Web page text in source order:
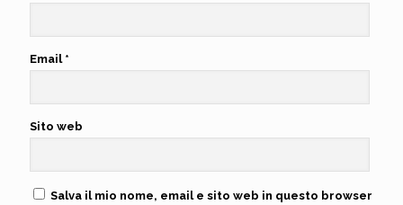
Email *
Sito web
Salva il mio nome, email e sito web in questo browser